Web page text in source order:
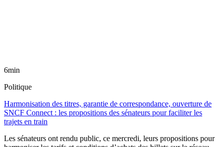
6min
Politique
Harmonisation des titres, garantie de correspondance, ouverture de
SNCF Connect : les propositions des sénateurs pour faciliter les
trajets en train
Les sénateurs ont rendu public, ce mercredi, leurs propositions pour